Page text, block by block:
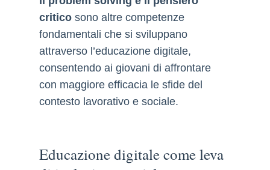
criticosono altre competenze
fondamentali che si sviluppano
attraverso l’educazione digitale,
consentendo ai giovani di affrontare
con maggiore efficacia le sfide del
contesto lavorativo e sociale.
Educazione digitale come leva